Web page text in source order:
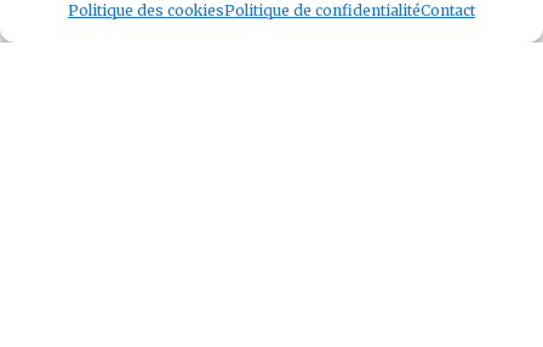
Politique des cookiesPolitique de confidentialitéContact